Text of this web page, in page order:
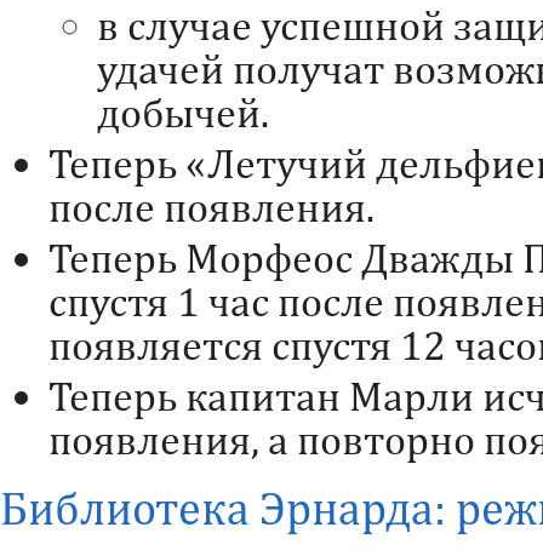
в случае успешной
удачей получат
добычей.
Теперь «Летучий
после появления.
Теперь Морфеос Дважды
спустя 1 час после
появляется спустя 12
Теперь капитан Марли
появления, а повторно
Библиотека Эрнарда: